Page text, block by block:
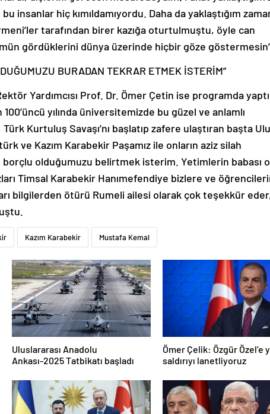
insanlar hiç kımıldamıyordu. Daha da yaklaştığım
tarafından birer kazığa oturtulmuştu, öyle can
gördüklerini dünya üzerinde hiçbir göze
BURADAN TEKRAR ETMEK İSTERİM”
Yardımcısı Prof. Dr. Ömer Çetin ise programda
yılında üniversitemizde bu güzel ve anlamlı
Kurtuluş Savaşı’nı başlatıp zafere ulaştıran başta Ulu
ve Kazım Karabekir Paşamız ile onların aziz silah
olduğumuzu belirtmek isterim. Yetimlerin babası
Timsal Karabekir Hanımefendiye bizlere ve
bilgilerden ötürü Rumeli ailesi olarak çok teşekkür
Kazım Karabekir Mustafa Kemal
Uluslararası Anadolu
Ankası-2025 Tatbikatı başladı
Ömer Çelik: Özgür Özel’e
saldırıyı lanetliyoruz